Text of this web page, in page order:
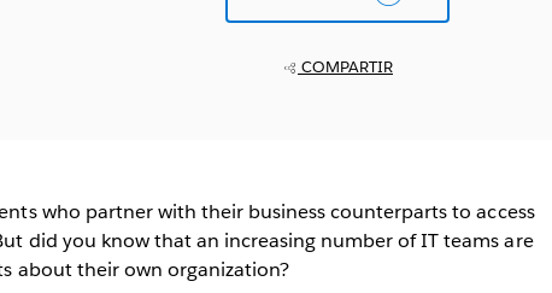
COMPARTIR
who partner with their business counterparts to access
did you know that an increasing number of IT teams are
about their own organization?